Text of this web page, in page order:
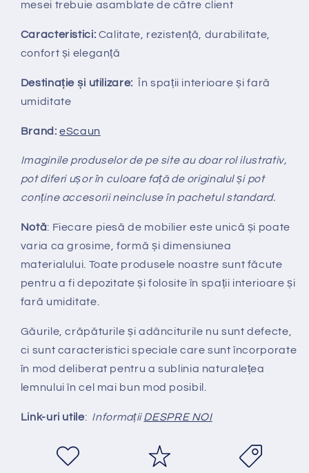
mesei trebuie asamblate de către client
Caracteristici: Calitate, rezistență, durabilitate,
confort și eleganță
Destinație și utilizare: În spații interioare și fară
umiditate
Brand:eScaun
Imaginile produselor de pe site au doar rol ilustrativ,
pot diferi ușor în culoare față de originalul și pot
conține accesorii neincluse în pachetul standard.
Notă: Fiecare piesă de mobilier este unică și poate
varia ca grosime, formă și dimensiunea
materialului. Toate produsele noastre sunt făcute
pentru a fi depozitate și folosite în spații interioare și
fară umiditate.
Găurile, crăpăturile și adânciturile nu sunt defecte,
ci sunt caracteristici speciale care sunt încorporate
în mod deliberat pentru a sublinia naturalețea
lemnului în cel mai bun mod posibil.
Link-uri utile: InformațiiDESPRE NOI